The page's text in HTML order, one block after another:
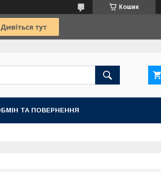
Кошик
ТА ПОВЕРНЕННЯ